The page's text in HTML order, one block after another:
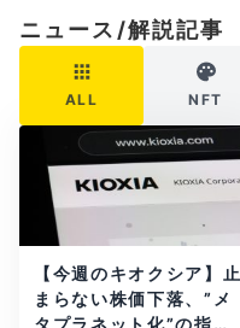
ニュース/解説記事
ALL NFT
【今週のキオクシア】止
まらない株価下落、”メ